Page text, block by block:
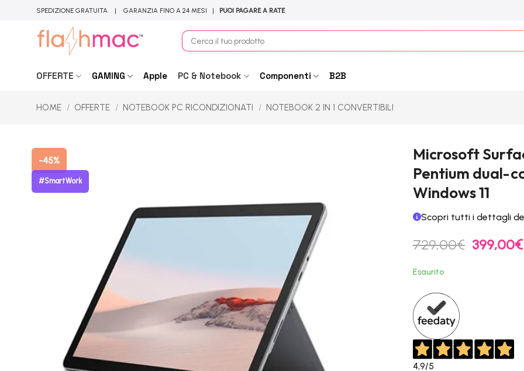
SPEDIZIONE GRATUITA | GARANZIA FINO A 24 MESI | PUOI PAGARE A RATE
Cerca:
OFFERTE GAMING Apple PC & Notebook Componenti B2B
HOME / OFFERTE / NOTEBOOK PC RICONDIZIONATI / NOTEBOOK 2 IN 1 CONVERTIBILI
-45%
#SmartWork
Microsoft
Pentium dual-
Windows 11
Scopri tutti i dettagli
729,00€ Il
prezzo
399,00€
Esaurito
4,9/5